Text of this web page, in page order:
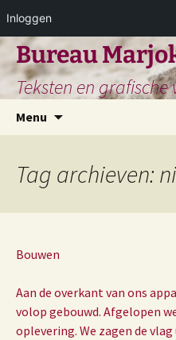
Inloggen
Ga
naar
inhoud
Bureau
Teksten en
Menu
Tag archieven:
Bouwen
Aan de overkant van ons
volop gebouwd. Afgelopen
oplevering. We zagen de